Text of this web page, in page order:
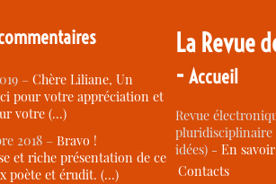
–Chère Liliane, Un
pour votre appréciation et
votre (…)
2018 –Bravo !
et riche présentation de ce
poète et érudit. (…)
La Revue
-Accueil
Revue
idées) -En
Contacts